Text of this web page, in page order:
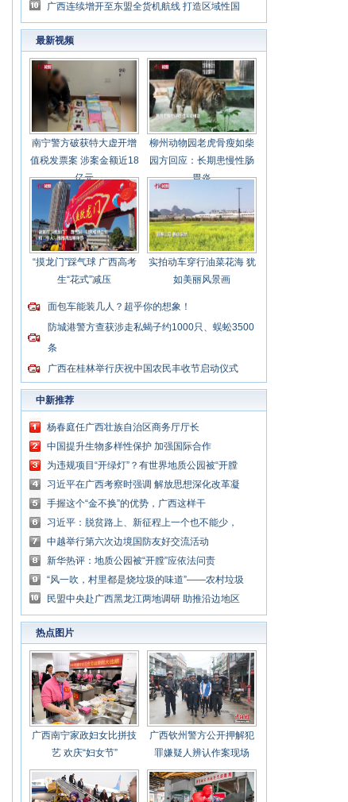
广西连续增开至东盟全货机航线 打造区域性国
际航空枢纽
最新视频
南宁警方破获特大虚开增
值税发票案 涉案金额近18
亿元
柳州动物园老虎骨瘦如柴
园方回应：长期患慢性肠
胃炎
“摸龙门”踩气球 广西高考
生“花式”减压
实拍动车穿行油菜花海 犹
如美丽风景画
面包车能装几人？超乎你的想象！
防城港警方查获涉走私蝎子约1000只、蜈蚣3500
条
广西在桂林举行庆祝中国农民丰收节启动仪式
中新推荐
杨春庭任广西壮族自治区商务厅厅长
中国提升生物多样性保护 加强国际合作
为违规项目“开绿灯”？有世界地质公园被“开膛
破肚”
习近平在广西考察时强调 解放思想深化改革凝
心聚力担当实干 建设新时代中国特色社会主义
壮美
手握这个“金不换”的优势，广西这样干
习近平：脱贫路上、新征程上一个也不能少，
中国共产党说话算数
中越举行第六次边境国防友好交流活动
新华热评：地质公园被“开膛”应依法问责
“风一吹，村里都是烧垃圾的味道”——农村垃圾
处理谁来管？
民盟中央赴广西黑龙江两地调研 助推沿边地区
加快布局发展
热点图片
广西南宁家政妇女比拼技
艺 欢庆“妇女节”
广西钦州警方公开押解犯
罪嫌疑人辨认作案现场